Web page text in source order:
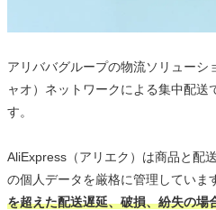
アリババグループの物流ソリューシ
ャオ）ネットワークによる集中配送
す。
AliExpress（アリエク）は商品と配
の個人データを厳格に管理していま
を超えた配送遅延、破損、紛失の場